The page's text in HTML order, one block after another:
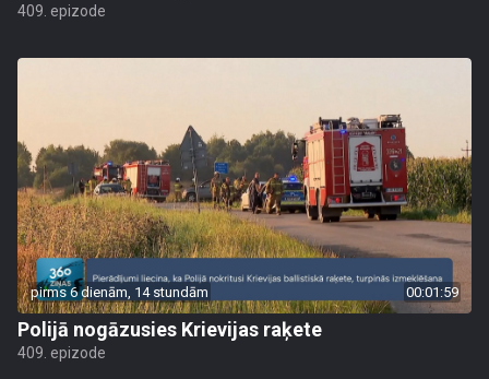
409. epizode
pirms 6 dienām, 14 stundām 00:01:59
Polijā nogāzusies Krievijas raķete
409. epizode